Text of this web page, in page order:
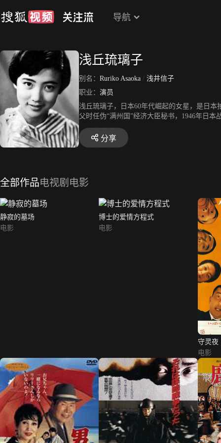
导航
浅丘琉璃子
别名： Ruriko Asaoka / 浅井信子
职业： 演员
浅丘琉璃子，日本60年代崛起的女星，是日
父时任伪“满州国”经济大臣秘书，1946年日
中的四集。1973年以《战争和人》中的优秀
分享
全部作品电视剧 电影
静寂的墓场
电影
博士的爱情方程式
电影
守灵夜
电影